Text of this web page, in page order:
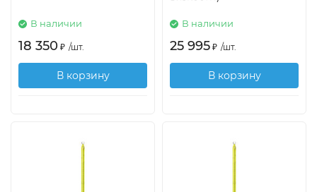
В наличии
18 350 ₽ /шт.
В корзину
В наличии
25 995 ₽ /шт.
В корзину